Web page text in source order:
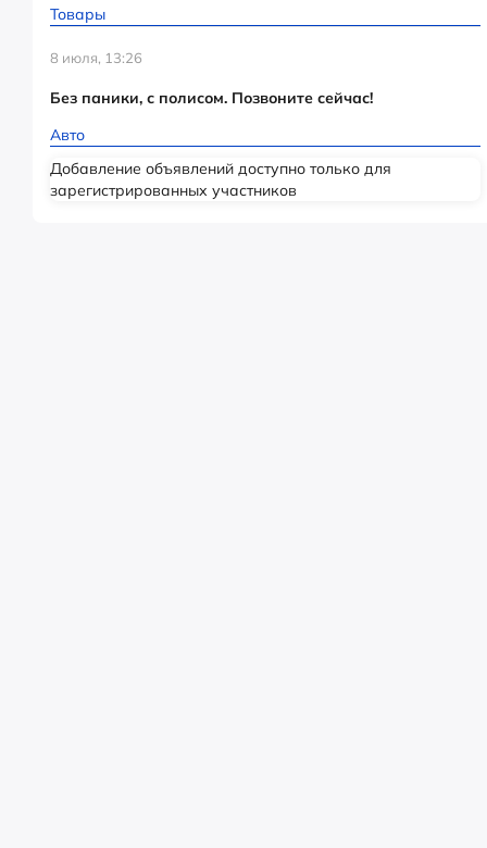
Товары
8 июля, 13:26
Без паники, с полисом. Позвоните сейчас!
Авто
Добавление объявлений доступно только для
зарегистрированных участников